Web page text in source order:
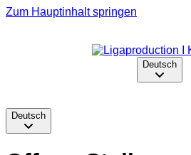
Zum Hauptinhalt springen
Deutsch
Deutsch